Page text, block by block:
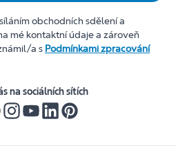
obchodních sdělení a
mé kontaktní údaje a zároveň
a s Podmínkami zpracování
na sociálních sítích